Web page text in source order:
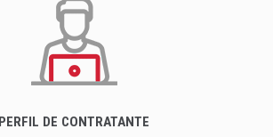
PERFIL DE CONTRATANTE